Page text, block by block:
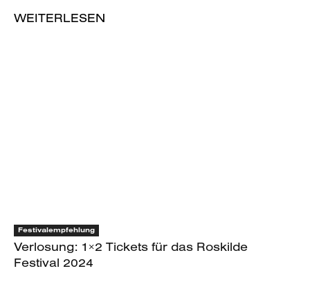
WEITERLESEN
Festivalempfehlung
Verlosung: 1×2 Tickets für das Roskilde
Festival 2024